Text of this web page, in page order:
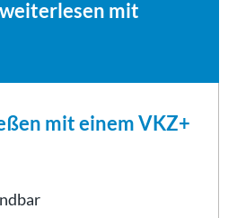
mit
mit einem VKZ+